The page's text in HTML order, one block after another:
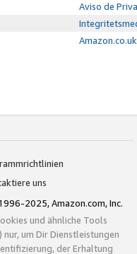
Aviso de
uns
2025, Amazon.com, Inc.
und ähnliche Tools
um Dir Dienstleistungen
der Erhaltung